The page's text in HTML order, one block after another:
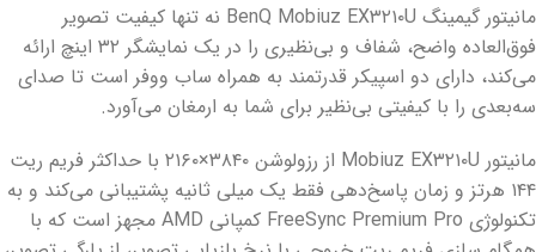
مانیتور گیمینگ BenQ Mobiuz EX۳۲۱۰U نه تنها کیفیت تصویر
فوق‌العاده واضح، شفاف و بی‌نظیری را در یک نمایشگر ۳۲ اینچ ارائه
می‌کند، دارای دو اسپیکر قدرتمند به همراه ساب ووفر است تا صدای
سه‌بعدی را با کیفیتی بی‌نظیر برای شما به ارمغان می‌آورد.
مانیتور Mobiuz EX۳۲۱۰U از رزولوشن ۳۸۴۰×۲۱۶۰ با حداکثر فریم ریت
۱۴۴ هرتز و زمان پاسخ‌دهی فقط یک میلی ثانیه پشتیبانی می‌کند و به
تکنولوژی FreeSync Premium Pro کمپانی AMD مجهز است که با